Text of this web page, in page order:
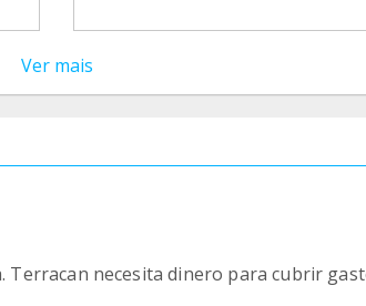
Ver mais
Terracan necesita dinero para cubrir